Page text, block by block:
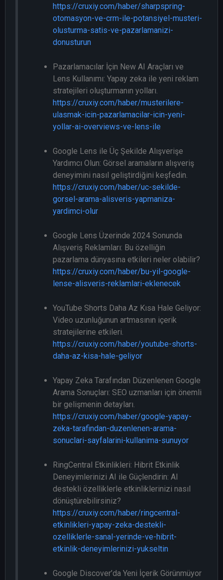
https://cruxiy.com/haber/sharpspring-
otomasyon-ve-crm-ile-potansiyel-musteri-
olusturma-satis-ve-pazarlamanizi-
donusturun
Pazarlamacılar İçin New AI Araçları ve
Lens Kullanımı: Yapay zeka ile yeni reklam
stratejileri oluşturmanın yolları.
https://cruxiy.com/haber/musterilere-
ulasmak-icin-pazarlamacilar-icin-yeni-
yollar-ai-overviews-ve-lens-ile
Google Lens ile Üç Şekilde Alışverişe
Yardımcı Olun: Görsel aramaların alışveriş
deneyimini nasıl geliştirdiğini keşfedin.
https://cruxiy.com/haber/uc-sekilde-
gorsel-arama-alisveris-yapmaniza-
yardimci-olur
Google Lens Üzerinde 2024 Sonunda
Alışveriş Reklamları: Bu özelliğin
pazarlama dünyasına etkileri neler olabilir?
https://cruxiy.com/haber/bu-yil-google-
lense-alisveris-reklamlari-eklenecek
YouTube Shorts Daha Az Kısa Hale Geliyor:
Video uzunluğunun artmasının içerik
stratejilerine etkileri.
https://cruxiy.com/haber/youtube-shorts-
daha-az-kisa-hale-geliyor
Yapay Zeka Tarafından Düzenlenen Google
Arama Sonuçları: SEO uzmanları için önemli
bir gelişmenin detayları.
https://cruxiy.com/haber/google-yapay-
zeka-tarafindan-duzenlenen-arama-
sonuclari-sayfalarini-kullanima-sunuyor
RingCentral Etkinlikleri: Hibrit Etkinlik
Deneyimlerinizi AI ile Güçlendirin: AI
destekli özelliklerle etkinliklerinizi nasıl
dönüştürebilirsiniz?
https://cruxiy.com/haber/ringcentral-
etkinlikleri-yapay-zeka-destekli-
ozelliklerle-sanal-yerinde-ve-hibrit-
etkinlik-deneyimlerinizi-yukseltin
Google Discover’da Yeni İçerik Görünmüyor